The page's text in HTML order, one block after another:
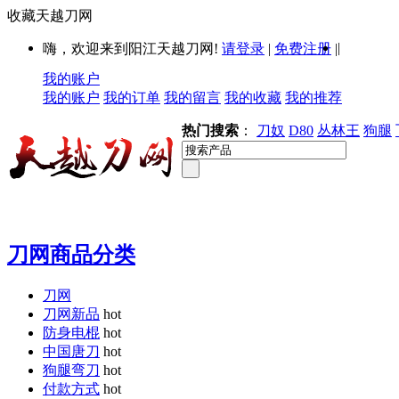
收藏天越刀网
嗨，欢迎来到阳江天越刀网! 请登录 | 免费注册 ||
我的账户
我的账户 我的订单 我的留言 我的收藏 我的推荐
热门搜索 ： 刀奴 D80 丛林王 狗腿
刀网商品分类
刀网
刀网新品 hot
防身电棍 hot
中国唐刀 hot
狗腿弯刀 hot
付款方式 hot